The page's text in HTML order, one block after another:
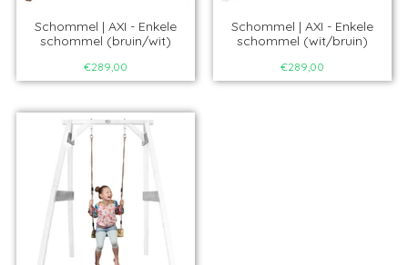
Schommel | AXI - Enkele
schommel (bruin/wit)
€289,00
Schommel | AXI - Enkele
schommel (wit/bruin)
€289,00